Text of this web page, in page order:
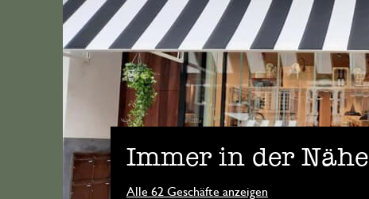
Immer in der Nähe
Alle 62 Geschäfte anzeigen